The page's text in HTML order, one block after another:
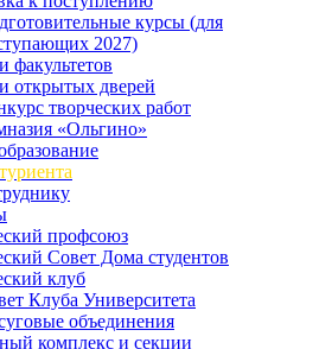
курсы (для
2027)
факультетов
открытых дверей
творческих работ
«Ольгино»
профсоюз
Совет Дома студентов
клуб
Клуба Университета
объединения
комплекс и секции